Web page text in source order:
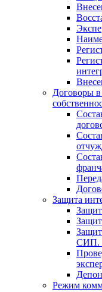
Договоры в
Защита
СИП.
Режим